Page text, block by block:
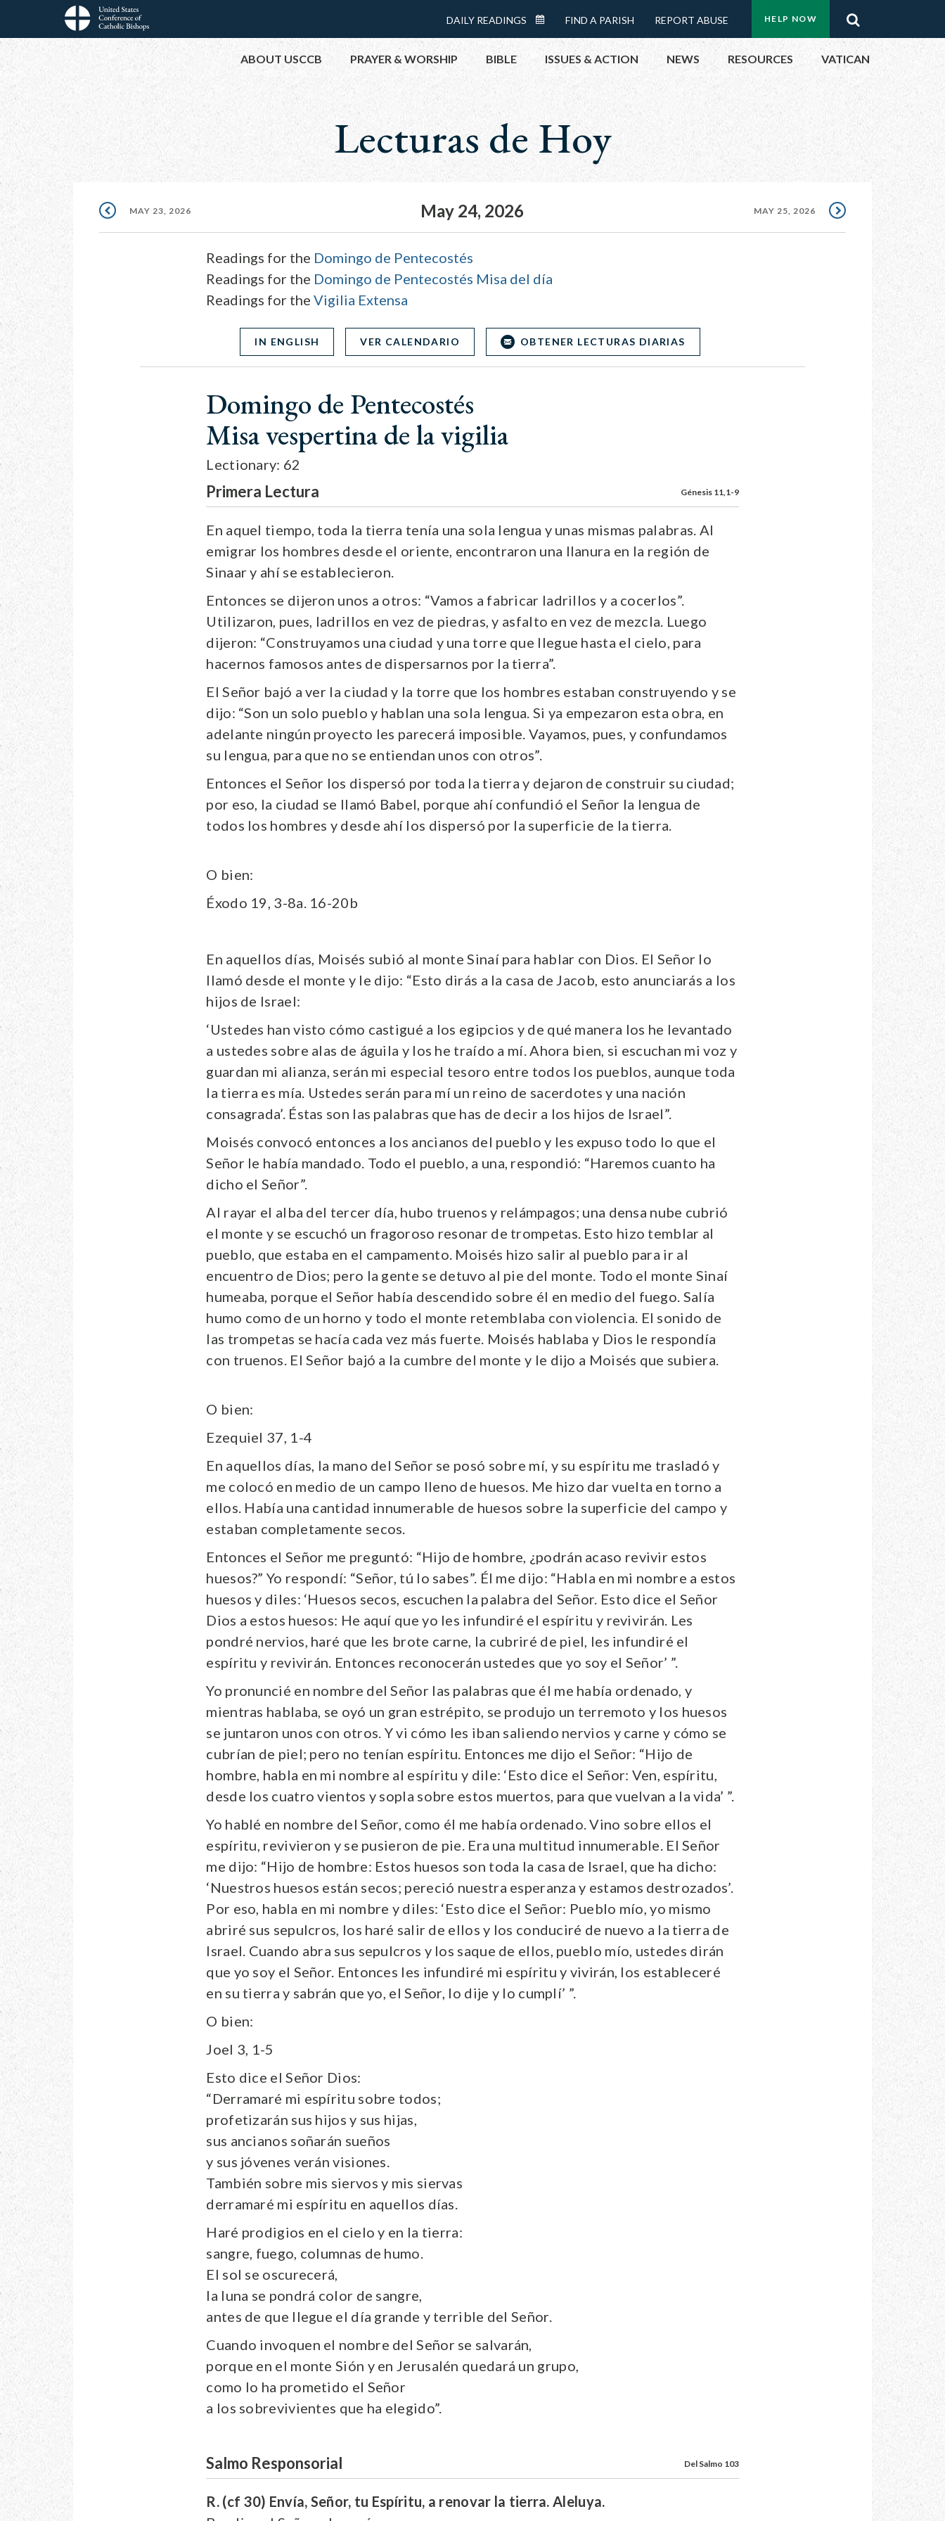
main
Menu:
Top
Buttons
HELP NOW
Menu:
Top
DAILY READINGS
READINGS
CALENDAR
FIND A PARISH REPORT ABUSE
Main
navigation
ABOUT USCCB PRAYER & WORSHIP BIBLE ISSUES & ACTION
HELP NOW
TAKE ACTION
CONTACT PUBLIC OFFICIALS
NEWS RESOURCES VATICAN
Lecturas de Hoy
MAY 23, 2026 May 24, 2026 MAY 25, 2026
Readings for the Domingo de Pentecostés
Readings for the Domingo de Pentecostés Misa del día
Readings for theVigilia Extensa
IN ENGLISH VER CALENDARIO OBTENER LECTURAS DIARIAS
Domingo de Pentecostés
Misa vespertina de la vigilia
Lectionary: 62
Primera Lectura Génesis 11,1-9
En aquel tiempo, toda la tierra tenía una sola lengua y unas mismas palabras. Al
emigrar los hombres desde el oriente, encontraron una llanura en la región de
Sinaar y ahí se establecieron.
Entonces se dijeron unos a otros: “Vamos a fabricar ladrillos y a cocerlos”.
Utilizaron, pues, ladrillos en vez de piedras, y asfalto en vez de mezcla. Luego
dijeron: “Construyamos una ciudad y una torre que llegue hasta el cielo, para
hacernos famosos antes de dispersarnos por la tierra”.
El Señor bajó a ver la ciudad y la torre que los hombres estaban construyendo y se
dijo: “Son un solo pueblo y hablan una sola lengua. Si ya empezaron esta obra, en
adelante ningún proyecto les parecerá imposible. Vayamos, pues, y confundamos
su lengua, para que no se entiendan unos con otros”.
Entonces el Señor los dispersó por toda la tierra y dejaron de construir su ciudad;
por eso, la ciudad se llamó Babel, porque ahí confundió el Señor la lengua de
todos los hombres y desde ahí los dispersó por la superficie de la tierra.
O bien:
Éxodo 19, 3-8a. 16-20b
En aquellos días, Moisés subió al monte Sinaí para hablar con Dios. El Señor lo
llamó desde el monte y le dijo: “Esto dirás a la casa de Jacob, esto anunciarás a los
hijos de Israel:
‘Ustedes han visto cómo castigué a los egipcios y de qué manera los he levantado
a ustedes sobre alas de águila y los he traído a mí. Ahora bien, si escuchan mi voz y
guardan mi alianza, serán mi especial tesoro entre todos los pueblos, aunque toda
la tierra es mía. Ustedes serán para mí un reino de sacerdotes y una nación
consagrada’. Éstas son las palabras que has de decir a los hijos de Israel”.
Moisés convocó entonces a los ancianos del pueblo y les expuso todo lo que el
Señor le había mandado. Todo el pueblo, a una, respondió: “Haremos cuanto ha
dicho el Señor”.
Al rayar el alba del tercer día, hubo truenos y relámpagos; una densa nube cubrió
el monte y se escuchó un fragoroso resonar de trompetas. Esto hizo temblar al
pueblo, que estaba en el campamento. Moisés hizo salir al pueblo para ir al
encuentro de Dios; pero la gente se detuvo al pie del monte. Todo el monte Sinaí
humeaba, porque el Señor había descendido sobre él en medio del fuego. Salía
humo como de un horno y todo el monte retemblaba con violencia. El sonido de
las trompetas se hacía cada vez más fuerte. Moisés hablaba y Dios le respondía
con truenos. El Señor bajó a la cumbre del monte y le dijo a Moisés que subiera.
O bien:
Ezequiel 37, 1-4
En aquellos días, la mano del Señor se posó sobre mí, y su espíritu me trasladó y
me colocó en medio de un campo lleno de huesos. Me hizo dar vuelta en torno a
ellos. Había una cantidad innumerable de huesos sobre la superficie del campo y
estaban completamente secos.
Entonces el Señor me preguntó: “Hijo de hombre, ¿podrán acaso revivir estos
huesos?” Yo respondí: “Señor, tú lo sabes”. Él me dijo: “Habla en mi nombre a estos
huesos y diles: ‘Huesos secos, escuchen la palabra del Señor. Esto dice el Señor
Dios a estos huesos: He aquí que yo les infundiré el espíritu y revivirán. Les
pondré nervios, haré que les brote carne, la cubriré de piel, les infundiré el
espíritu y revivirán. Entonces reconocerán ustedes que yo soy el Señor’ ”.
Yo pronuncié en nombre del Señor las palabras que él me había ordenado, y
mientras hablaba, se oyó un gran estrépito, se produjo un terremoto y los huesos
se juntaron unos con otros. Y vi cómo les iban saliendo nervios y carne y cómo se
cubrían de piel; pero no tenían espíritu. Entonces me dijo el Señor: “Hijo de
hombre, habla en mi nombre al espíritu y dile: ‘Esto dice el Señor: Ven, espíritu,
desde los cuatro vientos y sopla sobre estos muertos, para que vuelvan a la vida’ ”.
Yo hablé en nombre del Señor, como él me había ordenado. Vino sobre ellos el
espíritu, revivieron y se pusieron de pie. Era una multitud innumerable. El Señor
me dijo: “Hijo de hombre: Estos huesos son toda la casa de Israel, que ha dicho:
‘Nuestros huesos están secos; pereció nuestra esperanza y estamos destrozados’.
Por eso, habla en mi nombre y diles: ‘Esto dice el Señor: Pueblo mío, yo mismo
abriré sus sepulcros, los haré salir de ellos y los conduciré de nuevo a la tierra de
Israel. Cuando abra sus sepulcros y los saque de ellos, pueblo mío, ustedes dirán
que yo soy el Señor. Entonces les infundiré mi espíritu y vivirán, los estableceré
en su tierra y sabrán que yo, el Señor, lo dije y lo cumplí’ ”.
O bien:
Joel 3, 1-5
Esto dice el Señor Dios:
“Derramaré mi espíritu sobre todos;
profetizarán sus hijos y sus hijas,
sus ancianos soñarán sueños
y sus jóvenes verán visiones.
También sobre mis siervos y mis siervas
derramaré mi espíritu en aquellos días.
Haré prodigios en el cielo y en la tierra:
sangre, fuego, columnas de humo.
El sol se oscurecerá,
la luna se pondrá color de sangre,
antes de que llegue el día grande y terrible del Señor.
Cuando invoquen el nombre del Señor se salvarán,
porque en el monte Sión y en Jerusalén quedará un grupo,
como lo ha prometido el Señor
a los sobrevivientes que ha elegido”.
Salmo Responsorial Del Salmo 103
R. (cf 30) Envía, Señor, tu Espíritu, a renovar la tierra. Aleluya.